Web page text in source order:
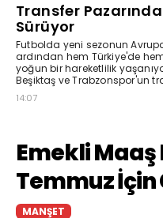
Transfer
Sürüyor
Futbolda yeni sezonun
ardından hem Türkiye'de
yoğun bir hareketlilik
Beşiktaş ve Trabzonspor'un
14:07